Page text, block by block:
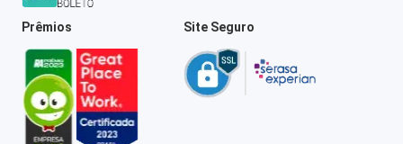
Prêmios Site Seguro